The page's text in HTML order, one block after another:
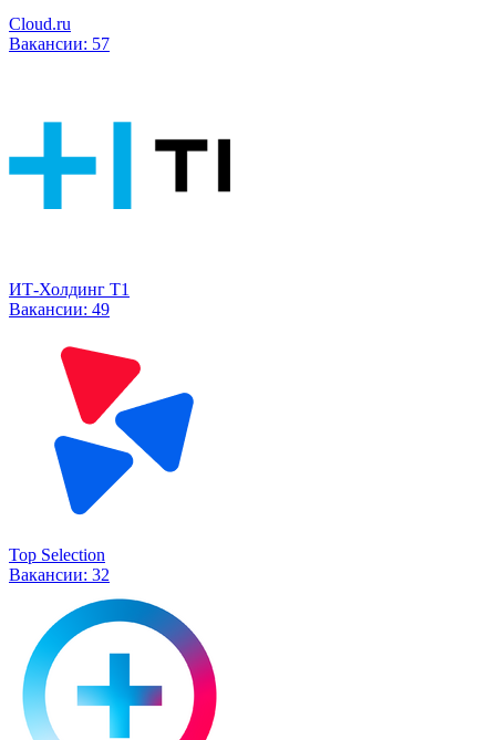
Cloud.ru
Вакансии: 57
ИТ-Холдинг Т1
Вакансии: 49
Top Selection
Вакансии: 32